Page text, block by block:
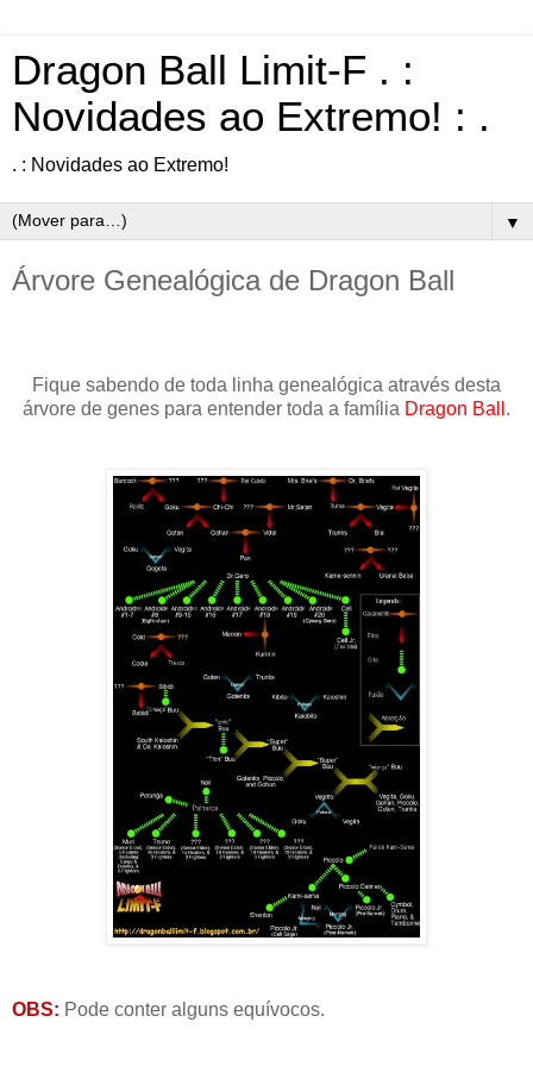
Dragon Ball Limit-F . :
Novidades ao Extremo! : .
. : Novidades ao Extremo!
▼
Árvore Genealógica de Dragon Ball
Fique sabendo de toda linha genealógica através desta
árvore de genes para entender toda a família Dragon Ball .
OBS: Pode conter alguns equívocos.